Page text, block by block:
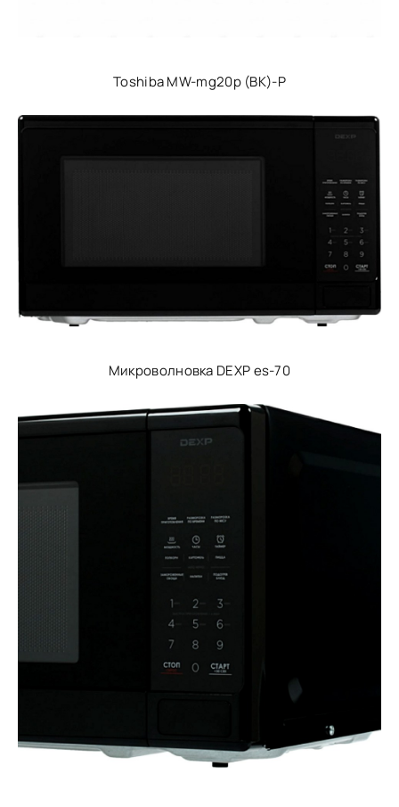
Toshiba MW-mg20p (BK)-Р
Микроволновка DEXP es-70